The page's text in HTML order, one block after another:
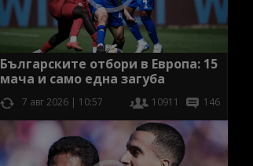
Българските отбори в Европа: 15
мача и само една загуба
7 авг 2026 | 10:57 10911 146